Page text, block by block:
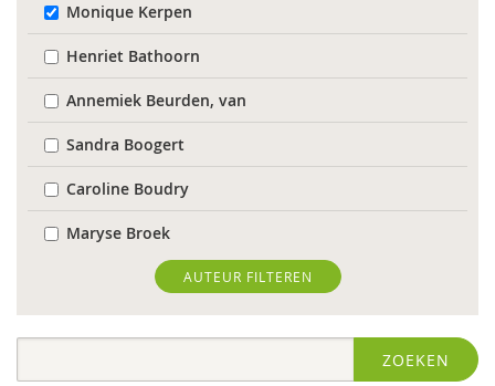
Monique Kerpen
Henriet Bathoorn
Annemiek Beurden, van
Sandra Boogert
Caroline Boudry
Maryse Broek
Kees Broekhof
Astrid de Bruin
AUTEUR FILTEREN
ZOEKEN